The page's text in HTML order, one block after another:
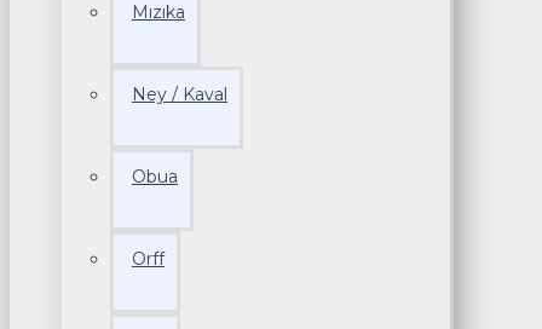
Mızıka
Ney / Kaval
Obua
Orff